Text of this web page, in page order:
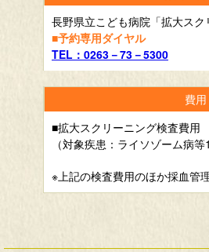
長野県立こども病院「拡大ス
■予約専用ダイヤル
TEL：0263－73－5300
■拡大スクリーニング検査費
（対象疾患：ライソゾーム病等
※上記の検査費用のほか採血管